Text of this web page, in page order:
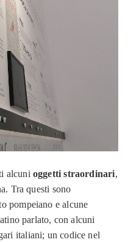
alcuni oggetti straordinari,
Tra questi sono
pompeiano e alcune
parlato, con alcuni
italiani; un codice nel